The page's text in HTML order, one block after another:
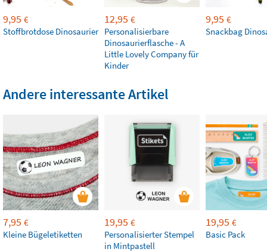
9,95 €
Stoffbrotdose Dinosaurier
12,95 €
Personalisierbare
Dinosaurierflasche - A
Little Lovely Company für
Kinder
9,95 €
Snackbag
Andere interessante Artikel
7,95 €
Kleine Bügeletiketten
19,95 €
Personalisierter Stempel
in Mintpastell
19,95 €
Basic Pack